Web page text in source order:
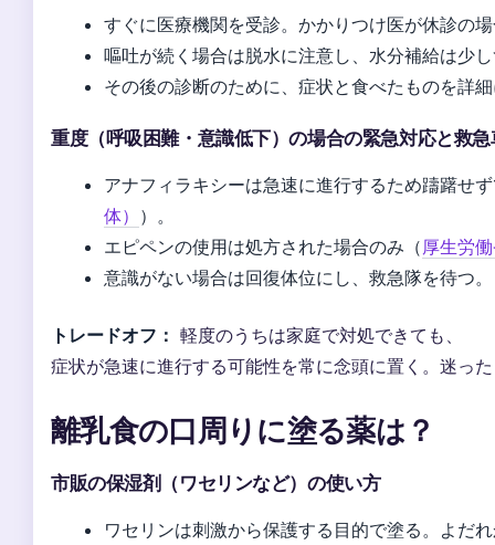
すぐに医療機関を受診。かかりつけ医が休診の
嘔吐が続く場合は脱水に注意し、水分補給は少
その後の診断のために、症状と食べたものを詳
重度（呼吸困難・意識低下）の場合の緊急対応と救
アナフィラキシーは急速に進行するため躊躇せ
体） ）。
エピペンの使用は処方された場合のみ（厚生労
意識がない場合は回復体位にし、救急隊を待つ。
トレードオフ： 軽度のうちは家庭で対処できても、
症状が急速に進行する可能性を常に念頭に置く。迷っ
離乳食の口周りに塗る薬は？
市販の保湿剤（ワセリンなど）の使い方
ワセリンは刺激から保護する目的で塗る。よだ